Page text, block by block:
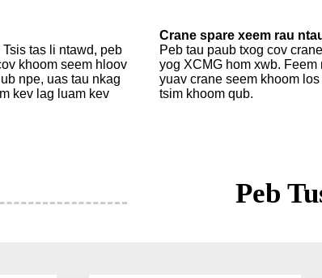
tas li ntawd, peb
khoom seem hloov
npe, uas tau nkag
kev lag luam kev
Crane spare xeem rau
Peb tau paub txog cov
yog XCMG hom xwb.
yuav crane seem khoom
tsim khoom qub.
Peb